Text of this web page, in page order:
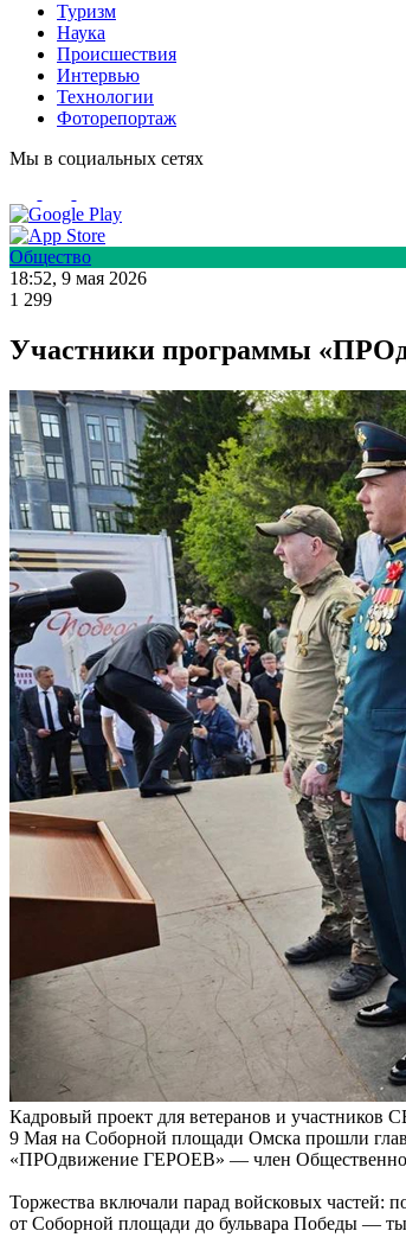
Туризм
Наука
Происшествия
Интервью
Технологии
Фоторепортаж
Мы в социальных сетях
Общество
18:52, 9 мая 2026
1 299
Участники программы
Кадровый проект для ветеранов и участников
9 Мая на Соборной площади Омска прошли
«ПРОдвижение ГЕРОЕВ» — член
Торжества включали парад войсковых частей:
от Соборной площади до бульвара Победы —